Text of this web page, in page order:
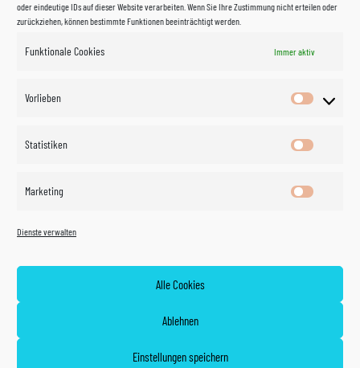
oder eindeutige IDs auf dieser Website verarbeiten. Wenn Sie Ihre Zustimmung nicht erteilen oder
zurückziehen, können bestimmte Funktionen beeinträchtigt werden.
Funktionale Cookies Immer aktiv
Vorlieben
Vorlieben
Statistiken
Marketing
Dienste verwalten
Alle Cookies
Ablehnen
Einstellungen speichern
©